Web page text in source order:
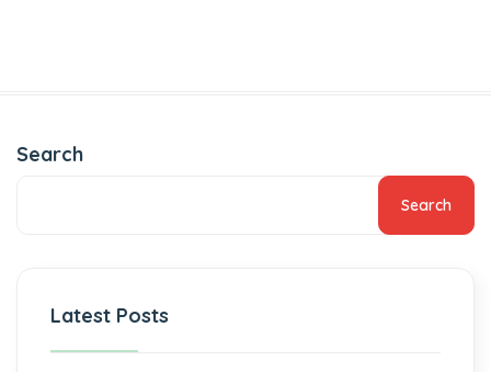
Search
Search
Latest Posts